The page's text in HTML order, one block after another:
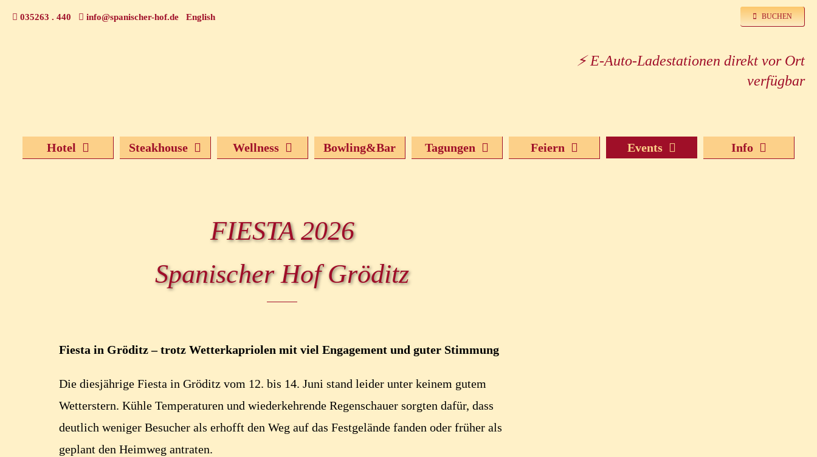
Zum 035263 . 440 info@spanischer-hof.de English BUCHEN
⚡ E-Auto-Ladestationen direkt vor Ort
verfügbar
Hotel Steakhouse Wellness Bowling&Bar Tagungen Feiern Events Info
FIESTA 2026
Spanischer Hof Gröditz
Fiesta in Gröditz – trotz Wetterkapriolen mit viel Engagement und guter Stimmung
Die diesjährige Fiesta in Gröditz vom 12. bis 14. Juni stand leider unter keinem gutem
Wetterstern. Kühle Temperaturen und wiederkehrende Regenschauer sorgten dafür, dass
deutlich weniger Besucher als erhofft den Weg auf das Festgelände fanden oder früher als
geplant den Heimweg antraten.